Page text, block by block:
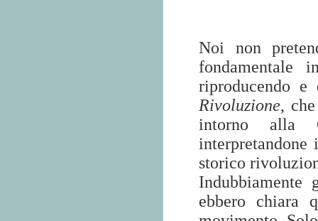
Noi non
fondamentale
riproducendo
Rivoluzione,
intorno alla
storico
ebbero chiara